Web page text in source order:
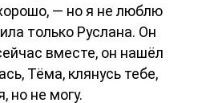
— но я не люблю
только Руслана. Он
вместе, он нашёл
Тёма, клянусь тебе,
но не могу.